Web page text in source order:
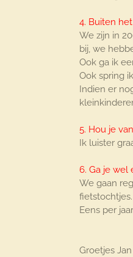
4. Buiten
We zijn in
bij, we
Ook ga ik
Ook spring
Indien er
5. Hou je
Ik luister
6. Ga je wel
We gaan
fietstochtjes.
Eens per
Groetjes